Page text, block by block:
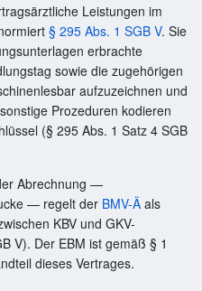
Leistungen im
§ 295 Abs. 1 SGB V. Sie
erbrachte
sowie die zugehörigen
aufzuzeichnen und
Prozeduren kodieren
(§ 295 Abs. 1 Satz 4 SGB
Abrechnung —
— regelt der BMV-Ä als
KBV und GKV-
V). Der EBM ist gemäß § 1
dieses Vertrages.